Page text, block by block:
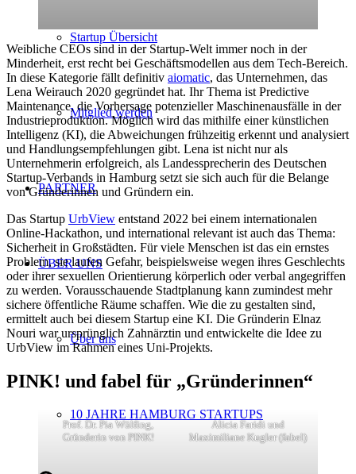
Startup Übersicht
Mitglied werden
PARTNER
ÜBER UNS
Über uns
10 JAHRE HAMBURG STARTUPS
Weibliche CEOs sind in der Startup-Welt immer noch in der
Minderheit, erst recht bei Geschäftsmodellen aus dem Tech-Bereich.
In diese Kategorie fällt definitiv aiomatic, das Unternehmen, das
Lena Weirauch 2020 gegründet hat. Ihr Thema ist Predictive
Maintenance, die Vorhersage potenzieller Maschinenausfälle in der
Industrieproduktion. Möglich wird das mithilfe einer künstlichen
Intelligenz (KI), die Abweichungen frühzeitig erkennt und analysiert
und Handlungsempfehlungen gibt. Lena ist nicht nur als
Unternehmerin erfolgreich, als Landessprecherin des Deutschen
Startup-Verbands in Hamburg setzt sie sich auch für die Belange
von Gründerinnen und Gründern ein.
Das Startup UrbView entstand 2022 bei einem internationalen
Online-Hackathon, und international relevant ist auch das Thema:
Sicherheit in Großstädten. Für viele Menschen ist das ein ernstes
Problem, sie laufen Gefahr, beispielsweise wegen ihres Geschlechts
oder ihrer sexuellen Orientierung körperlich oder verbal angegriffen
zu werden. Vorausschauende Stadtplanung kann zumindest mehr
sichere öffentliche Räume schaffen. Wie die zu gestalten sind,
ermittelt auch bei diesem Startup eine KI. Die Gründerin Elnaz
Nouri war ursprünglich Zahnärztin und entwickelte die Idee zu
UrbView im Rahmen eines Uni-Projekts.
PINK! und fabel für „Gründerinnen“
Prof. Dr. Pia Wülfing,
Gründerin von PINK!
Alicia Faridi und
Maximiliane Kugler (fabel)